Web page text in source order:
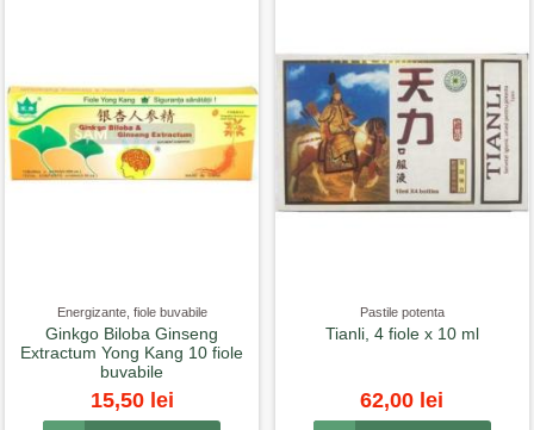
Energizante, fiole buvabile
Ginkgo Biloba Ginseng
Extractum Yong Kang 10 fiole
buvabile
15,50 lei
Pastile potenta
Tianli, 4 fiole x 10 ml
62,00 lei